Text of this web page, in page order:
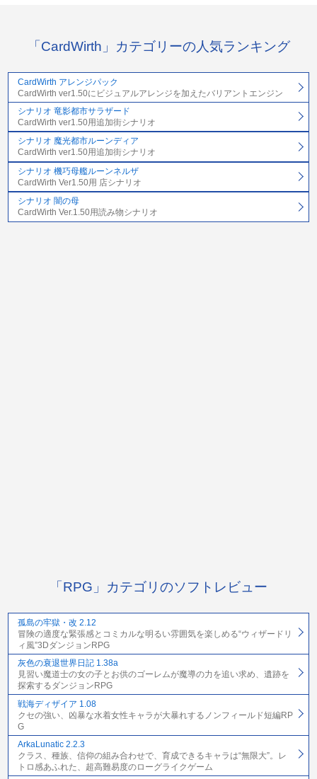
「CardWirth」カテゴリーの人気ランキング
CardWirth アレンジパック
CardWirth ver1.50にビジュアルアレンジを加えたバリアントエンジン
シナリオ 竜影都市サラザード
CardWirth ver1.50用追加街シナリオ
シナリオ 魔光都市ルーンディア
CardWirth ver1.50用追加街シナリオ
シナリオ 機巧母艦ルーンネルザ
CardWirth Ver1.50用 店シナリオ
シナリオ 闇の母
CardWirth Ver.1.50用読み物シナリオ
「RPG」カテゴリのソフトレビュー
孤島の牢獄・改 2.12
冒険の適度な緊張感とコミカルな明るい雰囲気を楽しめる“ウィザードリ
ィ風”3DダンジョンRPG
灰色の衰退世界日記 1.38a
見習い魔道士の女の子とお供のゴーレムが魔導の力を追い求め、遺跡を
探索するダンジョンRPG
戦海ディザイア 1.08
クセの強い、凶暴な水着女性キャラが大暴れするノンフィールド短編RP
G
ArkaLunatic 2.2.3
クラス、種族、信仰の組み合わせで、育成できるキャラは“無限大”。レ
トロ感あふれた、超高難易度のローグライクゲーム